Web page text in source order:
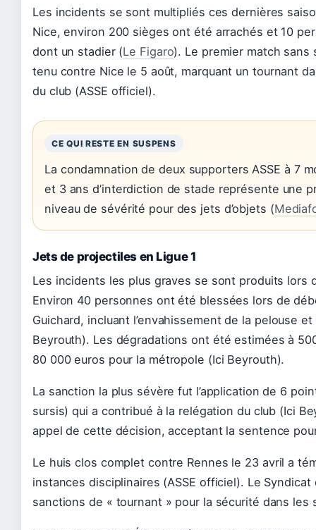
Les incidents se sont multipliés ces dernières
Nice, environ 200 sièges ont été arrachés et 10
dont un stadier (Le Figaro). Le premier match sans
tenu contre Nice le 5 août, marquant un tournant
du club (ASSE officiel).
CE QUI RESTE EN SUSPENS
La condamnation de deux supporters ASSE à 7
et 3 ans d’interdiction de stade représente une
niveau de sévérité pour des jets d’objets (
Jets de projectiles en Ligue 1
Les incidents les plus graves se sont produits lors
Environ 40 personnes ont été blessées lors de
Guichard, incluant l’envahissement de la pelouse
Beyrouth). Les dégradations ont été estimées à
80 000 euros pour la métropole (Ici Beyrouth).
La sanction la plus sévère fut l’application de 6
sursis) qui a contribué à la relégation du club (Ici
appel de cette décision, acceptant la sentence
Le huis clos complet contre Rennes le 23 avril a
instances disciplinaires (ASSE officiel). Le
sanctions de « tournant » pour la sécurité dans les